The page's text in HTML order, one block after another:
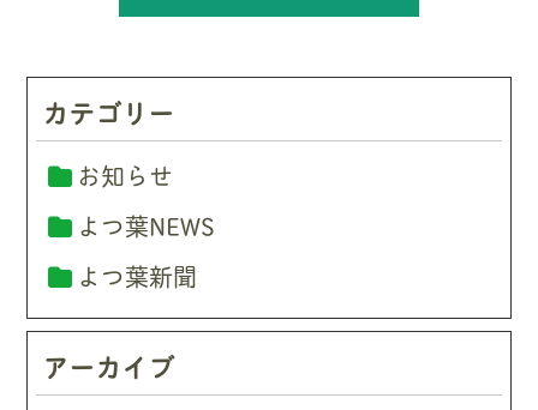
カテゴリー
お知らせ
よつ葉NEWS
よつ葉新聞
アーカイブ